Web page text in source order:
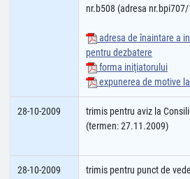
nr.b508 (adresa
adresa de înaintare a
pentru dezbatere
forma iniţiatorului
expunerea de motive
28-10-2009
trimis pentru aviz la
(termen: 27.11.2009)
28-10-2009 trimis pentru punct de